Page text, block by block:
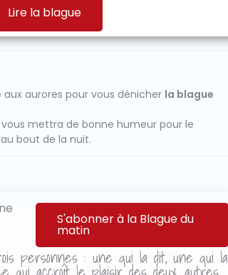
Lire la blague
aurores pour vous dénicher la blague
mettra de bonne humeur pour le
bout de la nuit.
S'abonner à la Blague du
matin
personnes : une qui la dit, une qui la